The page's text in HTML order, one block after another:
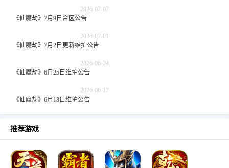
2026-07-07
《仙魔劫》7月9日合区公告
2026-07-01
《仙魔劫》7月2日更新维护公告
2026-06-24
《仙魔劫》6月25日维护公告
2026-06-17
《仙魔劫》6月18日维护公告
推荐游戏